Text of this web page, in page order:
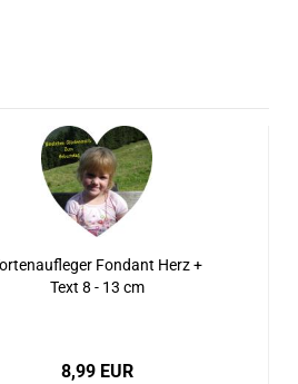
Fondant Herz +
Text 8 - 13 cm
8,99 EUR